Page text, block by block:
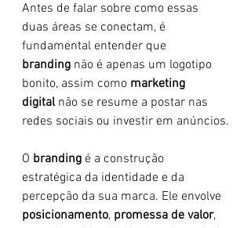
Antes de falar sobre como essas
duas áreas se conectam, é
fundamental entender que
branding não é apenas um logotipo
bonito, assim como marketing
digital não se resume a postar nas
redes sociais ou investir em anúncios.
O branding é a construção
estratégica da identidade e da
percepção da sua marca. Ele envolve
posicionamento, promessa de valor,